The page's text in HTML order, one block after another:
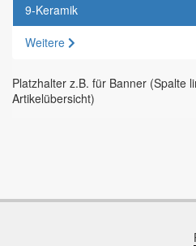
9-Keramik
Weitere
Platzhalter z.B. für Banner (Spalte
Artikelübersicht)